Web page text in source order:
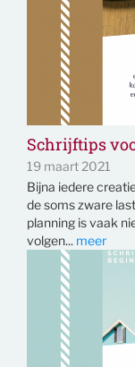
Schrijftips
19 maart 2021
Bijna iedere
de soms zware
planning is vaak
volgen... meer